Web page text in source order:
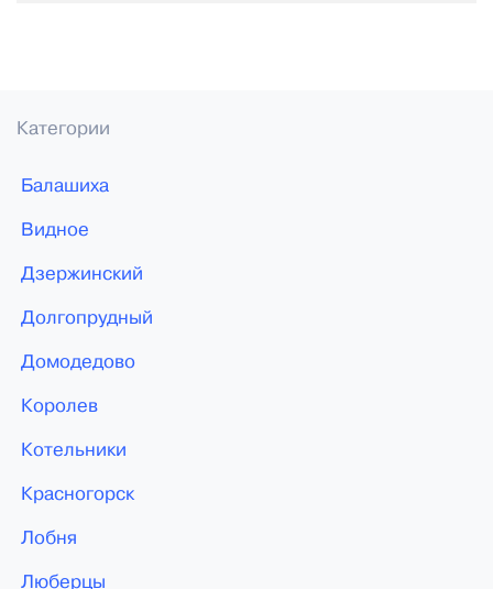
Категории
Балашиха
Видное
Дзержинский
Долгопрудный
Домодедово
Королев
Котельники
Красногорск
Лобня
Люберцы